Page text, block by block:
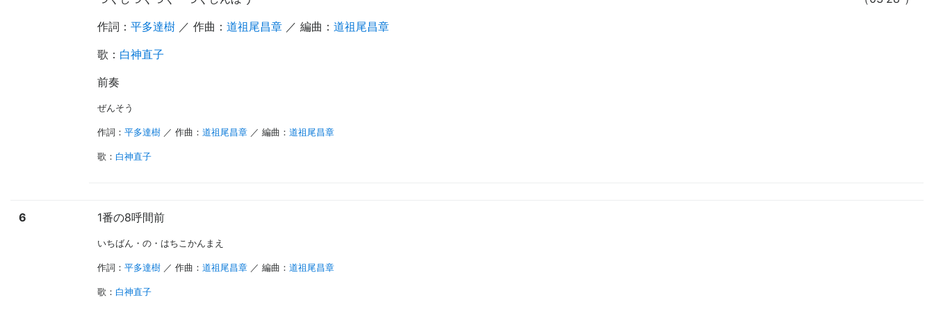
作詞： 平多達樹 ／ 作曲： 道祖尾昌章 ／ 編曲： 道祖尾昌章
歌 ： 白神直子
前奏
ぜんそう
作詞： 平多達樹 ／ 作曲： 道祖尾昌章 ／ 編曲： 道祖尾昌章
歌 ： 白神直子
6 1番の8呼間前
いちばん・の・はちこかんまえ
作詞： 平多達樹 ／ 作曲： 道祖尾昌章 ／ 編曲： 道祖尾昌章
歌 ： 白神直子